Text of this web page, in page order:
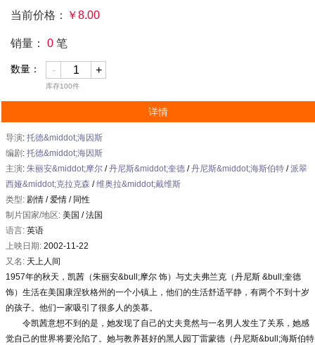
当前价格： ￥8.00
销量： 0 笔
数量： - +
库存100件
详情
导演: 托德&middot;海因斯
编剧 : 托德&middot;海因斯
主演: 朱丽安&middot;摩尔 /丹尼斯&middot;奎德 /丹尼斯&middot;海斯伯特 /派翠
西娅&middot;克拉克森 /维奥拉&middot;戴维斯
类型: 剧情 /爱情 / 同性
制片国家/地区: 美国 / 法国
语言: 英语
上映日期: 2002-11-22
又名: 天上人间
1957年的秋天，凯茜（朱丽安&bull;摩尔 饰）与丈夫弗兰克（丹尼斯 &bull;奎德
饰）生活在美国康涅狄格州的一个小镇上，他们的生活舒适平静，有两个不到十岁
的孩子。他们一家吸引了很多人的羡慕。
令凯茜意想不到的是，她发现了自己的丈夫竟然与一名男人发生了关系，她感
觉自己的世界将要沦陷了。她与教养甚好的黑人园丁雷蒙德（丹尼斯&bull;海斯伯特